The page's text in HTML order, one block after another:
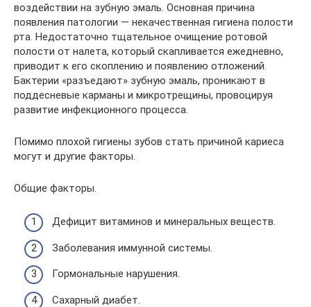
воздействии на зубную эмаль. Основная причина
появления патологии — некачественная гигиена полости
рта. Недостаточно тщательное очищение ротовой
полости от налета, который скапливается ежедневно,
приводит к его скоплению и появлению отложений.
Бактерии «разъедают» зубную эмаль, проникают в
поддесневые карманы и микротрещины, провоцируя
развитие инфекционного процесса.
Помимо плохой гигиены зубов стать причиной кариеса
могут и другие факторы.
Общие факторы.
Дефицит витаминов и минеральных веществ.
Заболевания иммунной системы.
Гормональные нарушения.
Сахарный диабет.